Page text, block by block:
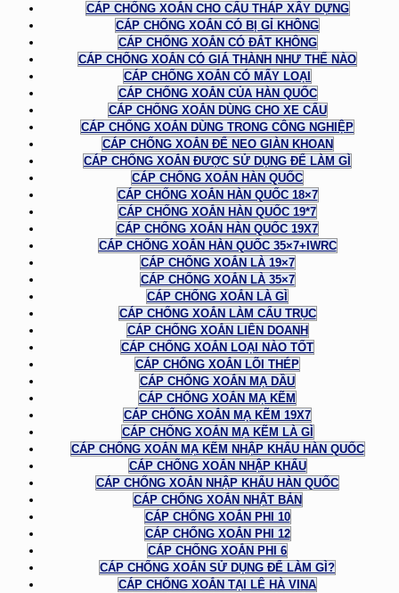
CÁP CHỐNG XOẮN CHO CẨU THÁP XÂY DỰNG
CÁP CHỐNG XOẮN CÓ BỊ GỈ KHÔNG
CÁP CHỐNG XOẮN CÓ ĐẮT KHÔNG
CÁP CHỐNG XOẮN CÓ GIÁ THÀNH NHƯ THẾ NÀO
CÁP CHỐNG XOẮN CÓ MẤY LOẠI
CÁP CHỐNG XOẮN CỦA HÀN QUỐC
CÁP CHỐNG XOẮN DÙNG CHO XE CẨU
CÁP CHỐNG XOẮN DÙNG TRONG CÔNG NGHIỆP
CÁP CHỐNG XOẮN ĐỂ NEO GIÀN KHOAN
CÁP CHỐNG XOẮN ĐƯỢC SỬ DỤNG ĐỂ LÀM GÌ
CÁP CHỐNG XOẮN HÀN QUỐC
CÁP CHỐNG XOẮN HÀN QUỐC 18×7
CÁP CHỐNG XOẮN HÀN QUỐC 19*7
CÁP CHỐNG XOẮN HÀN QUỐC 19X7
CÁP CHỐNG XOẮN HÀN QUỐC 35×7+IWRC
CÁP CHỐNG XOẮN LÀ 19×7
CÁP CHỐNG XOẮN LÀ 35×7
CÁP CHỐNG XOẮN LÀ GÌ
CÁP CHỐNG XOẮN LÀM CẨU TRỤC
CÁP CHỐNG XOẮN LIÊN DOANH
CÁP CHỐNG XOẮN LOẠI NÀO TỐT
CÁP CHỐNG XOẮN LÕI THÉP
CÁP CHỐNG XOẮN MẠ DẦU
CÁP CHỐNG XOẮN MẠ KẼM
CÁP CHỐNG XOẮN MẠ KẼM 19X7
CÁP CHỐNG XOẮN MẠ KẼM LÀ GÌ
CÁP CHỐNG XOẮN MẠ KẼM NHẬP KHẨU HÀN QUỐC
CÁP CHỐNG XOẮN NHẬP KHẨU
CÁP CHỐNG XOẮN NHẬP KHẨU HÀN QUỐC
CÁP CHỐNG XOẮN NHẬT BẢN
CÁP CHỐNG XOẮN PHI 10
CÁP CHỐNG XOẮN PHI 12
CÁP CHỐNG XOẮN PHI 6
CÁP CHỐNG XOẮN SỬ DỤNG ĐỂ LÀM GÌ?
CÁP CHỐNG XOẮN TẠI LÊ HÀ VINA